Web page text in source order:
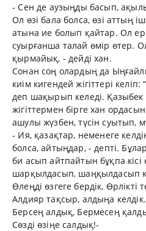
- Сен де аузыңды басып,
Ол өзі бала болса, өзі аттың
атына ие болып қайтар. Ол ер
суырғанша талай өмір өтер.
қырмайық, - дейді хан.
Сонан соң олардың да
киім кигендей жігіттері
деп шақырып келеді. Қазыбек
жігіттермен бірге хан
ашулы жүзбен, түсін суытып,
- Ия, қазақтар, неменеге
болса, айтыңдар, - депті.
би асып айтпайтын бұқпа кісі
шарқылдасып, шаңқылдасып
Өлеңді өзгеге бердік, Өрлікті
Алдияр тақсыр, алдыңа келдік.
Берсең алдық, Бермесең
Сөзді өзіңе салдық!-